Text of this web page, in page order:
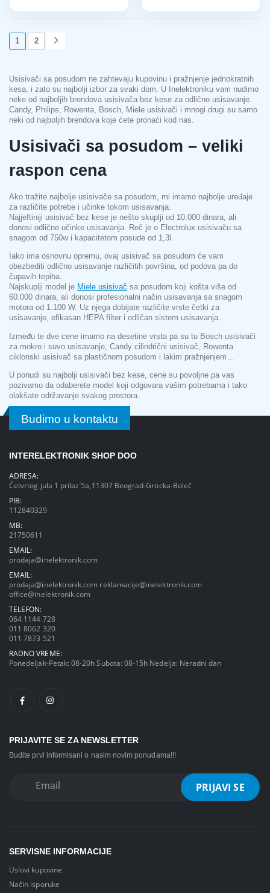
1 2
Usisivači sa posudom ne zahtevaju kupovinu i pražnjenje jednokratnih
kesa, i zato su najbolji izbor za svaki dom. U Inelektroniku vam nudimo
neke od najboljih brendova usisivača bez kese za odlično usisavanje.
Candy, Philips, Rowenta, Bosch, Miele usisivači i mnogi drugi su samo
neki od najboljih brendova koje ćete pronaći kod nas.
Usisivači sa posudom – veliki
raspon cena
Ako tražite najbolje usisivače sa posudom, mi imamo najbolje uređaje
za različite potrebe i učinke tokom usisavanja.
Najjeftiniji usisivač bez kese je nešto skuplji od 10.000 dinara, ali
donosi odlične učinke usisavanja. Reč je o Electrolux usisivaču sa
snagom od 750w i kapacitetom posude od 1,3l.
Iako ima osnovnu opremu, ovaj usisivač sa posudom će vam
obezbediti odlično usisavanje različitih površina, od podova pa do
čupavih tepiha.
Najskuplji model je Miele usisivač sa posudom koji košta više od
60.000 dinara, ali donosi profesionalni način usisavanja sa snagom
motora od 1.100 W. Uz njega dobijate različite vrste četki za
usisavanje, efikasan HEPA filter i odličan sistem usisavanja.
Između te dve cene imamo na desetine vrsta pa su tu Bosch usisivači
za mokro i suvo usisavanje, Candy cilindrični usisivač, Rowenta
ciklonski usisivač sa plastičnom posudom i lakim pražnjenjem…
U ponudi su najbolji usisivači bez kese, cene su povoljne pa vas
pozivamo da odaberete model koji odgovara vašim potrebama i tako
olakšate održavanje svakog prostora.
Budimo u kontaktu
INTERELEKTRONIK SHOP DOO
ADRESA:
Četvrtog jula 1 prilaz 5a,11307 Beograd-Grocka-Boleč
PIB:
112840329
MB:
21750611
EMAIL:
prodaja@inelektronik.com
EMAIL:
prodaja@inelektronik.com reklamacije@inelektronik.com
office@inelektronik.com
TELEFON:
064 1144 728
011 8062 320
011 7873 521
RADNO VREME:
Ponedeljak-Petak: 08-20h Subota: 08-15h Nedelja: Neradni dan
PRIJAVITE SE ZA NEWSLETTER
Budite prvi informisani o nasim novim ponudama!!!
SERVISNE INFORMACIJE
Uslovi kupovine
Način isporuke